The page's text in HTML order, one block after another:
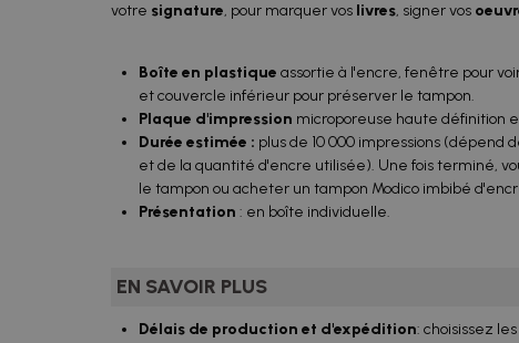
votre signature, pour marquer vos livres, signer vos
Boîte en plastique assortie à l'encre, fenêtre pour
et couvercle inférieur pour préserver le tampon.
Plaque d'impression microporeuse haute définition
Durée estimée : plus de 10 000 impressions (dépend
et de la quantité d'encre utilisée). Une fois terminé,
le tampon ou acheter un tampon Modico imbibé
Présentation : en boîte individuelle.
EN SAVOIR PLUS
Délais de production et d'expédition: choisissez